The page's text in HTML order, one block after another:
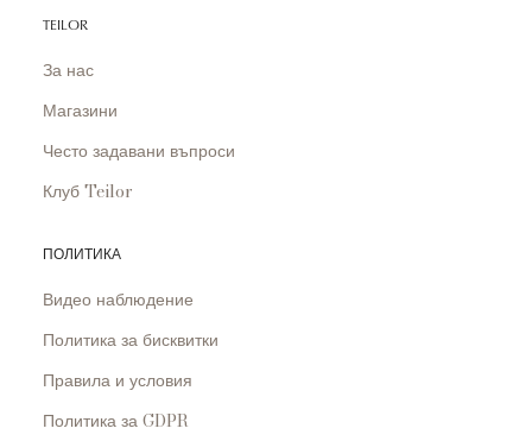
TEILOR
За нас
Магазини
Често задавани въпроси
Клуб Teilor
ПОЛИТИКА
Видео наблюдение
Политика за бисквитки
Правила и условия
Политика за GDPR